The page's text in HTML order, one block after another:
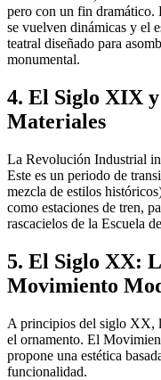
pero con un fin dramático.
se vuelven dinámicas y el
teatral diseñado para
monumental.
4. El Siglo XIX
Materiales
La Revolución Industrial
Este es un periodo de
mezcla de estilos
como estaciones de tren,
rascacielos de la Escuela
5. El Siglo XX:
Movimiento
A principios del siglo XX,
el ornamento. El
propone una estética
funcionalidad.